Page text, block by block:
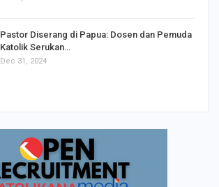
Pastor Diserang di Papua: Dosen dan Pemuda
Katolik Serukan…
Dec 31, 2024